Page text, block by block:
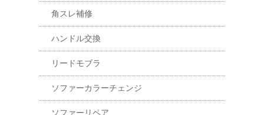
角スレ補修
ハンドル交換
リードモブラ
ソファーカラーチェンジ
ソファーリペア